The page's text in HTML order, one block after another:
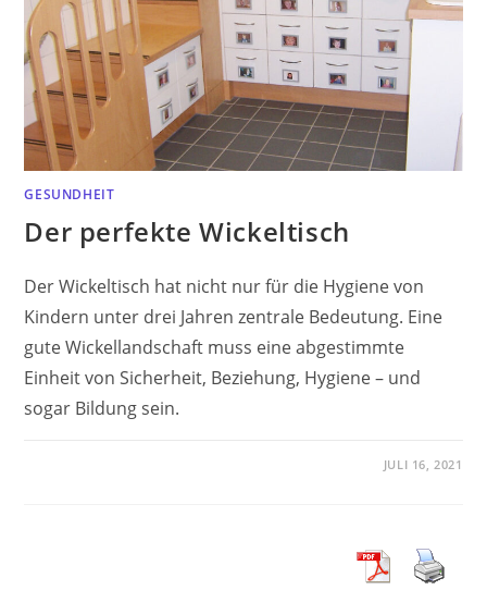
GESUNDHEIT
Der perfekte Wickeltisch
Der Wickeltisch hat nicht nur für die Hygiene von
Kindern unter drei Jahren zentrale Bedeutung. Eine
gute Wickellandschaft muss eine abgestimmte
Einheit von Sicherheit, Beziehung, Hygiene – und
sogar Bildung sein.
JULI 16, 2021